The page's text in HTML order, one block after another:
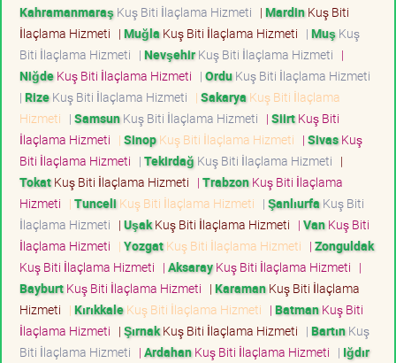
Kahramanmaraş Kuş Biti İlaçlama Hizmeti | MardinKuş Biti
İlaçlama Hizmeti | Muğla Kuş Biti İlaçlama Hizmeti | Muş Kuş
Biti İlaçlama Hizmeti | NevşehirKuş Biti İlaçlama Hizmeti |
NiğdeKuş Biti İlaçlama Hizmeti | OrduKuş Biti İlaçlama Hizmeti
| RizeKuş Biti İlaçlama Hizmeti | Sakarya Kuş Biti İlaçlama
Hizmeti | SamsunKuş Biti İlaçlama Hizmeti | SiirtKuş Biti
İlaçlama Hizmeti | SinopKuş Biti İlaçlama Hizmeti | SivasKuş
Biti İlaçlama Hizmeti | Tekirdağ Kuş Biti İlaçlama Hizmeti |
TokatKuş Biti İlaçlama Hizmeti | TrabzonKuş Biti İlaçlama
Hizmeti | Tunceli Kuş Biti İlaçlama Hizmeti | Şanlıurfa Kuş Biti
İlaçlama Hizmeti | UşakKuş Biti İlaçlama Hizmeti | VanKuş Biti
İlaçlama Hizmeti | YozgatKuş Biti İlaçlama Hizmeti | Zonguldak
Kuş Biti İlaçlama Hizmeti | AksarayKuş Biti İlaçlama Hizmeti |
BayburtKuş Biti İlaçlama Hizmeti | KaramanKuş Biti İlaçlama
Hizmeti | KırıkkaleKuş Biti İlaçlama Hizmeti | BatmanKuş Biti
İlaçlama Hizmeti | ŞırnakKuş Biti İlaçlama Hizmeti | BartınKuş
Biti İlaçlama Hizmeti | ArdahanKuş Biti İlaçlama Hizmeti | Iğdır